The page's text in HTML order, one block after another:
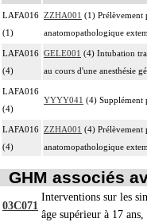
LAFA016
(1)
ZZHA001 (1) Prélèvement
anatomopathologique
LAFA016
(4)
GELE001 (4) Intubation
au cours d'une anesthésie
LAFA016
(4)
YYYY041 (4) Supplément
LAFA016
(4)
ZZHA001 (4) Prélèvement
anatomopathologique
GHM associés
03C071
Interventions sur les
âge supérieur à 17